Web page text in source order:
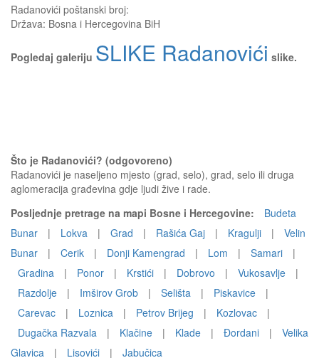
Radanovići poštanski broj:
Država: Bosna i Hercegovina BiH
Pogledaj galeriju SLIKE Radanovići slike.
Što je Radanovići? (odgovoreno)
Radanovići je naseljeno mjesto (grad, selo), grad, selo ili druga
aglomeracija građevina gdje ljudi žive i rade.
Posljednje pretrage na mapi Bosne i Hercegovine:
Budeta
Bunar
| Lokva | Grad | Rašića Gaj | Kragulji |
Velin
Bunar
| Cerik | Donji Kamengrad | Lom | Samari
|
Gradina
| Ponor | Krstići | Dobrovo | Vukosavlje
|
Razdolje
| Imširov Grob | Selišta | Piskavice
|
Carevac
| Loznica | Petrov Brijeg | Kozlovac
|
Dugačka Razvala
| Klačine | Klade | Đordani |
Velika
Glavica
| Lisovići | Jabučica